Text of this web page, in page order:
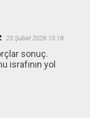
23 Şubat 2026 15:18
sonuç.
israfının yol